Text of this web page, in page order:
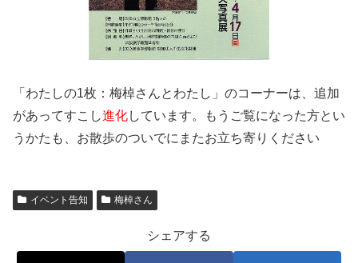
「わたしの1枚：梅棹さんとわたし」のコーナーは、追加
があってすこし進化しています。もうご覧になった方とい
うかたも、お散歩のついでにまたお立ち寄りください
イベント告知 梅棹さん
シェアする